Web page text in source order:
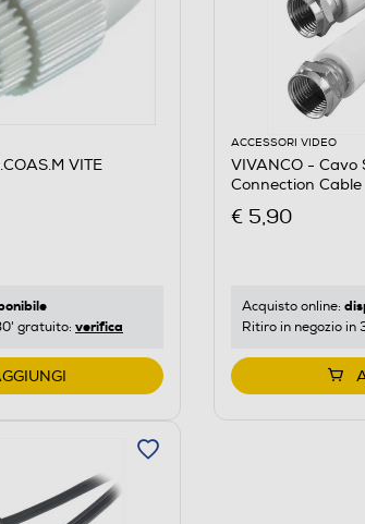
VITE
gratuito: verifica
ACCESSORI VIDEO
VIVANCO - Cavo
Connection Cable
€ 5,90
Acquisto online:
Ritiro in negozio in